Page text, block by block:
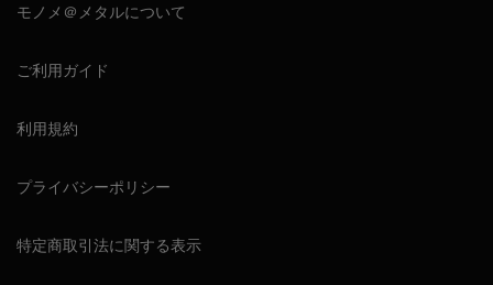
モノメ＠メタルについて
ご利用ガイド
利用規約
プライバシーポリシー
特定商取引法に関する表示